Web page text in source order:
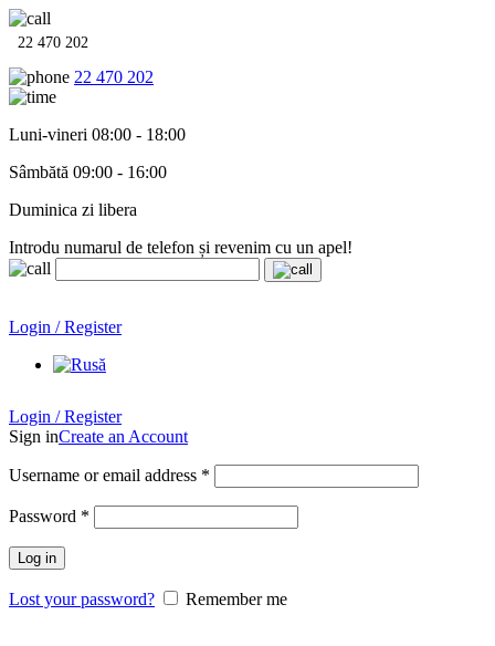
22 470 202
22 470 202
Luni-vineri 08:00 - 18:00
Sâmbătă 09:00 - 16:00
Duminica zi libera
Introdu numarul de telefon și revenim cu un apel!
Login / Register
Login / Register
Sign inCreate an Account
Username or email address *
Password *
Log in
Lost your password? Remember me